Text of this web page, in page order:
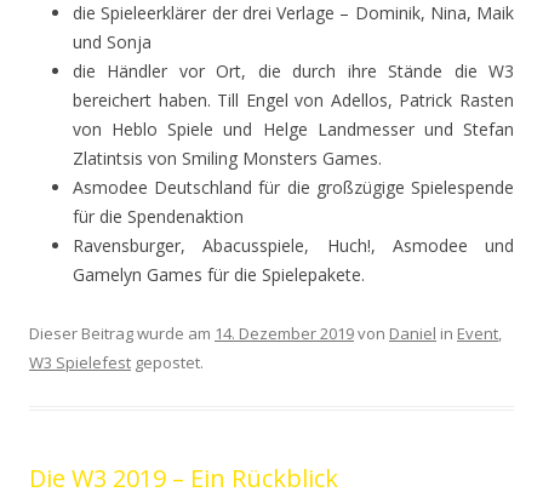
die Spieleerklärer der drei Verlage – Dominik, Nina, Maik
und Sonja
die Händler vor Ort, die durch ihre Stände die W3
bereichert haben. Till Engel von Adellos, Patrick Rasten
von Heblo Spiele und Helge Landmesser und Stefan
Zlatintsis von Smiling Monsters Games.
Asmodee Deutschland für die großzügige Spielespende
für die Spendenaktion
Ravensburger, Abacusspiele, Huch!, Asmodee und
Gamelyn Games für die Spielepakete.
Dieser Beitrag wurde am 14. Dezember 2019von Daniel in Event,
W3 Spielefest gepostet.
Die W3 2019 – Ein Rückblick